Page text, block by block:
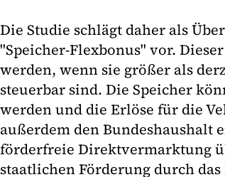
Die Studie schlägt daher als
"Speicher-Flexbonus" vor.
werden, wenn sie größer als
steuerbar sind. Die Speicher
werden und die Erlöse für die
außerdem den Bundeshaushalt
förderfreie Direktvermarktung
staatlichen Förderung durch